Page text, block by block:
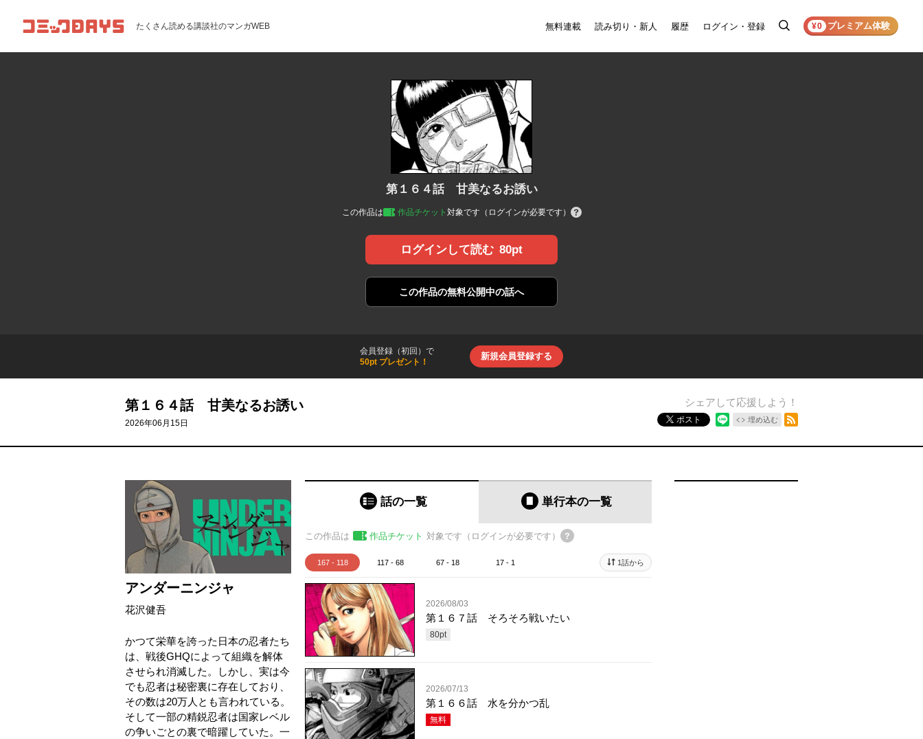
コミックDAYS たくさん読める講談社のマンガWEB 無料連載 読み切り・新人 履歴 ログイン・登録
検
¥0 プレミアム体験
第１６４話 甘美なるお誘い
この作品は 作品チケット 対象です（ログインが必要です）
ログインして読む 80pt
この作品の無料公開中の話へ
会員登録（初回）で
50pt プレゼント！
新規会員登録する
第１６４話 甘美なるお誘い
2026年06月15日
シェアして応援しよう！
ポスト 埋め込む
アンダーニンジャ
花沢健吾
かつて栄華を誇った日本の忍者たち
は、戦後GHQによって組織を解体
させられ消滅した。しかし、実は今
でも忍者は秘密裏に存在しており、
その数は20万人とも言われている。
そして一部の精鋭忍者は国家レベル
の争いごとの裏で暗躍していた。一
話の一覧 単行本の一覧
この作品は 作品チケット 対象です（ログインが必要です）
167 - 118 117 - 68 67 - 18 17 - 1 1話から
2026/08/03
第１６７話 そろそろ戦いたい
80pt
2026/07/13
第１６６話 水を分かつ乱
無料